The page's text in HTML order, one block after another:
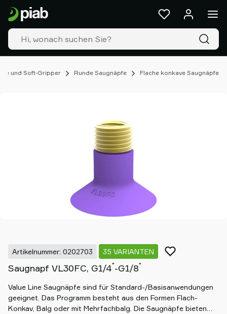
und Soft-Gripper Runde Saugnäpfe Flache konkave Saugnäpfe
Artikelnummer: 0202703 35 VARIANTEN
Saugnapf VL30FC, G1/4"-G1/8"
Value Line Saugnäpfe sind für Standard-/Basisanwendungen
geeignet. Das Programm besteht aus den Formen Flach-
Konkav, Balg oder mit Mehrfachbalg. Die Saugnäpfe bieten
Produkte
&
Lösungen
Industrien
Unsere
Ressourcen